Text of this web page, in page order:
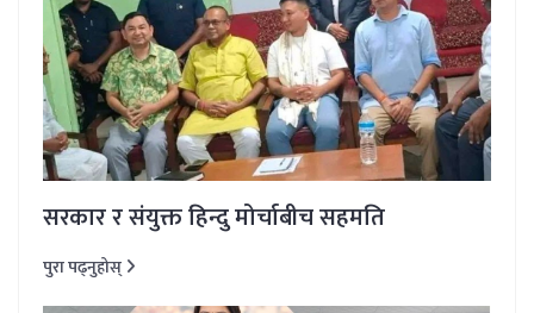
सरकार र संयुक्त हिन्दु मोर्चाबीच सहमति
पुरा पढ्नुहोस्